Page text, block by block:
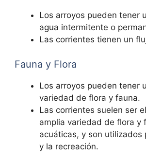
Los arroyos pueden tener
agua intermitente o
Las corrientes tienen un
Fauna y Flora
Los arroyos pueden tener
variedad de flora y fauna.
Las corrientes suelen ser
amplia variedad de flora y
acuáticas, y son utilizados
y la recreación.